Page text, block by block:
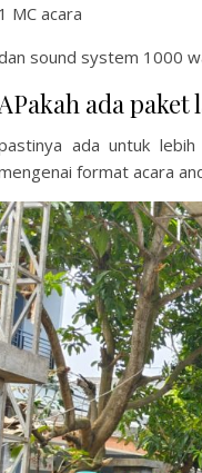
1 MC acara
sound system 1000
APakah ada
ada untuk
format acara